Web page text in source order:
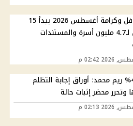
صرف تكافل وكرامة أغسطس 2026 يبدأ 15
أغسطس لـ4.7 مليون أسرة والمستندات
طالبة الـ4% ريم محمد: أوراق إجابة التظلم
محضر إثبات حالة